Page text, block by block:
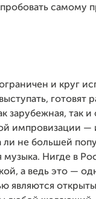
самому
и круг
готовят
зарубежная, так и
импровизации —
не большей
музыка. Нигде в
а ведь это —
являются